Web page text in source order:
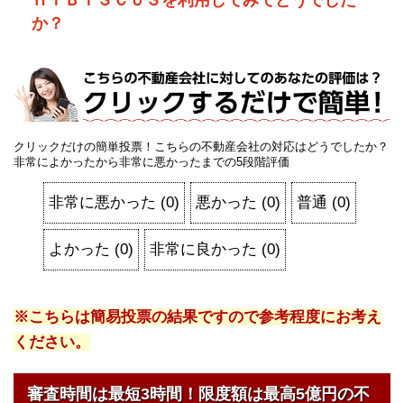
か？
クリックだけの簡単投票！こちらの不動産会社の対応はどうでしたか？
非常によかったから非常に悪かったまでの5段階評価
非常に悪かった (0) 悪かった (0) 普通 (0)
よかった (0) 非常に良かった (0)
※こちらは簡易投票の結果ですので参考程度にお考え
ください。
審査時間は最短3時間！限度額は最高5億円の不